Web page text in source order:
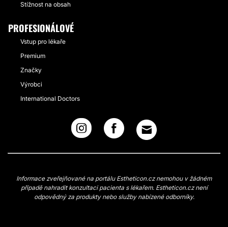
Stížnost na obsah
PROFESIONÁLOVÉ
Vstup pro lékaře
Premium
Značky
Výrobci
International Doctors
Informace zveřejňované na portálu Estheticon.cz nemohou v žádném
případě nahradit konzultaci pacienta s lékařem. Estheticon.cz není
odpovědný za produkty nebo služby nabízené odborníky.